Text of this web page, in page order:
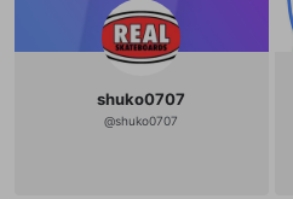
P2 弓 5828時間 HR6 MHF 太刀 1
500時間 HR436 MHP2G オール 8
233時間 HR9 MHP3 片手剣 1453
時間 HR６ MHP3HD 弓 1453時間 HR
ン 879時間 HR０ MH3G 片手剣 14
時間 HR０ MH3GHD 未購入 MH4
shuko0707
@shuko0707